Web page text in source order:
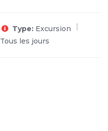
Type: Excursion
Tous les jours